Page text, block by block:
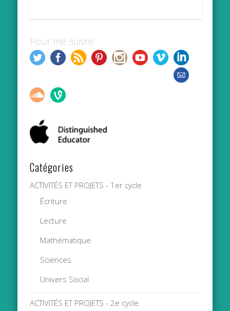
Pour me suivre:
Catégories
ACTIVITÉS ET PROJETS - 1er cycle
Écriture
Lecture
Mathématique
Sciences
Univers Social
ACTIVITÉS ET PROJETS - 2e cycle